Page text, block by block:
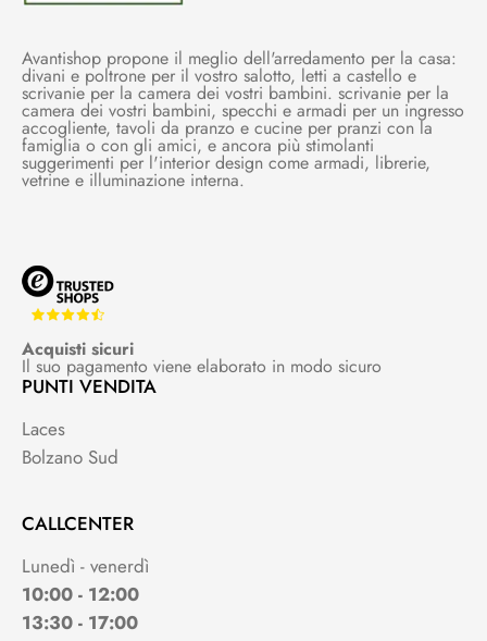
Avantishop propone il meglio dell'arredamento per la casa:
divani e poltrone per il vostro salotto, letti a castello e
scrivanie per la camera dei vostri bambini. scrivanie per la
camera dei vostri bambini, specchi e armadi per un ingresso
accogliente, tavoli da pranzo e cucine per pranzi con la
famiglia o con gli amici, e ancora più stimolanti
suggerimenti per l'interior design come armadi, librerie,
vetrine e illuminazione interna.
Acquisti sicuri
Il suo pagamento viene elaborato in modo sicuro
PUNTI VENDITA
Laces
Bolzano Sud
CALLCENTER
Lunedì - venerdì
10:00 - 12:00
13:30 - 17:00